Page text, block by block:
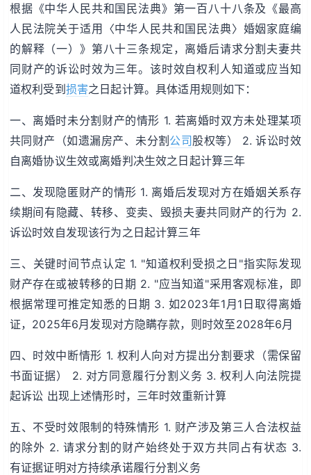
根据《中华人民共和国民法典》第一百八十八条及《最高
人民法院关于适用〈中华人民共和国民法典〉婚姻家庭编
的解释（一）》第八十三条规定，离婚后请求分割夫妻共
同财产的诉讼时效为三年。该时效自权利人知道或应当知
道权利受到损害之日起计算。具体适用规则如下：
一、离婚时未分割财产的情形 1. 若离婚时双方未处理某项
共同财产（如遗漏房产、未分割公司股权等） 2. 诉讼时效
自离婚协议生效或离婚判决生效之日起计算三年
二、发现隐匿财产的情形 1. 离婚后发现对方在婚姻关系存
续期间有隐藏、转移、变卖、毁损夫妻共同财产的行为 2.
诉讼时效自发现该行为之日起计算三年
三、关键时间节点认定 1. "知道权利受损之日"指实际发现
财产存在或被转移的日期 2. "应当知道"采用客观标准，即
根据常理可推定知悉的日期 3. 如2023年1月1日取得离婚
证，2025年6月发现对方隐瞒存款，则时效至2028年6月
四、时效中断情形 1. 权利人向对方提出分割要求（需保留
书面证据） 2. 对方同意履行分割义务 3. 权利人向法院提
起诉讼 出现上述情形时，三年时效重新计算
五、不受时效限制的特殊情形 1. 财产涉及第三人合法权益
的除外 2. 请求分割的财产始终处于双方共同占有状态 3.
有证据证明对方持续承诺履行分割义务